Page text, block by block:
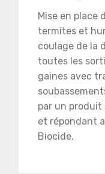
Mise en place
termites et
coulage de la
toutes les
gaines avec
par un produit
et répondant
Biocide.